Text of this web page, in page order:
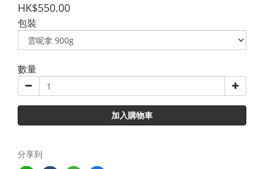
HK$550.00
包裝
數量
加入購物車
分享到